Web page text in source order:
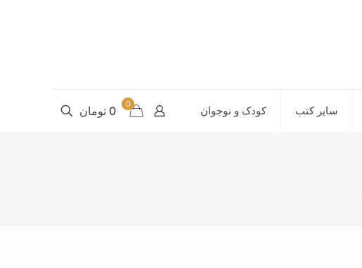
سایر کتب کودک و نوجوان 0 0 تومان